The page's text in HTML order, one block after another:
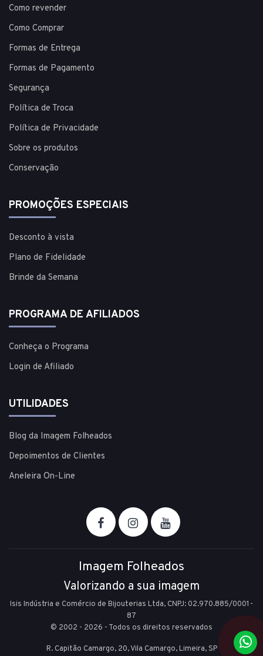
Como revender
Como Comprar
Formas de Entrega
Formas de Pagamento
Segurança
Política de Troca
Política de Privacidade
Sobre os produtos
Conservação
PROMOÇÕES ESPECIAIS
Desconto à vista
Plano de Fidelidade
Brinde da Semana
PROGRAMA DE AFILIADOS
Conheça o Programa
Login de Afiliado
UTILIDADES
Blog da Imagem Folheados
Depoimentos de Clientes
Aneleira On-Line
Imagem Folheados
Valorizando a sua imagem
Isis Indústria e Comércio de Bijouterias Ltda, CNPJ: 02.970.885/0001-
87
© 2002 - 2026 - Todos os direitos reservados
R. Capitão Camargo, 20, Vila Camargo,Limeira,SP